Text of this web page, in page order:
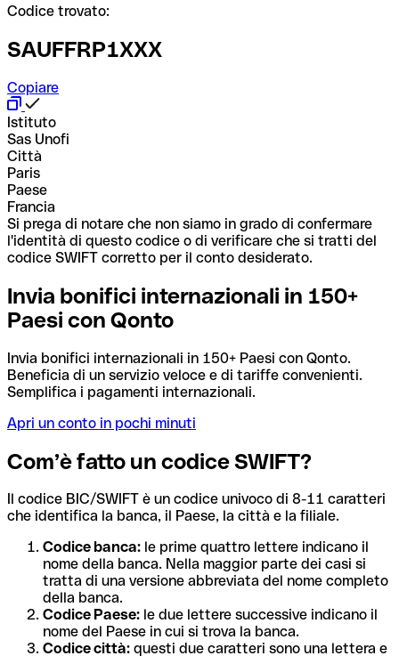
Codice trovato:
SAUFFRP1XXX
Copiare
Istituto
Sas Unofi
Città
Paris
Paese
Francia
Si prega di notare che non siamo in grado di confermare
l'identità di questo codice o di verificare che si tratti del
codice SWIFT corretto per il conto desiderato.
Invia bonifici internazionali in 150+
Paesi con Qonto
Invia bonifici internazionali in 150+ Paesi con Qonto.
Beneficia di un servizio veloce e di tariffe convenienti.
Semplifica i pagamenti internazionali.
Apri un conto in pochi minuti
Com’è fatto un codice SWIFT?
Il codice BIC/SWIFT è un codice univoco di 8-11 caratteri
che identifica la banca, il Paese, la città e la filiale.
Codice banca: le prime quattro lettere indicano il
nome della banca. Nella maggior parte dei casi si
tratta di una versione abbreviata del nome completo
della banca.
Codice Paese: le due lettere successive indicano il
nome del Paese in cui si trova la banca.
Codice città: questi due caratteri sono una lettera e